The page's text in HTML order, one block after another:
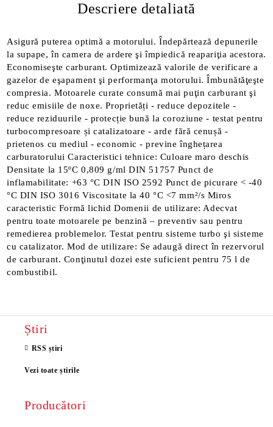
Descriere detaliată
Asigură puterea optimă a motorului. Îndepărtează depunerile
la supape, în camera de ardere şi împiedică reapariţia acestora.
Economiseşte carburant. Optimizează valorile de verificare a
gazelor de eşapament şi performanţa motorului. Îmbunătăţeşte
compresia. Motoarele curate consumă mai puţin carburant şi
reduc emisiile de noxe. Proprietăți - reduce depozitele -
reduce reziduurile - protecție bună la coroziune - testat pentru
turbocompresoare și catalizatoare - arde fără cenușă -
prietenos cu mediul - economic - previne înghețarea
carburatorului Caracteristici tehnice: Culoare maro deschis
Densitate la 15ºC 0,809 g/ml DIN 51757 Punct de
inflamabilitate: +63 °C DIN ISO 2592 Punct de picurare < -40
°C DIN ISO 3016 Viscositate la 40 °C <7 mm²/s Miros
caracteristic Formă lichid Domenii de utilizare: Adecvat
pentru toate motoarele pe benzină – preventiv sau pentru
remedierea problemelor. Testat pentru sisteme turbo şi sisteme
cu catalizator. Mod de utilizare: Se adaugă direct în rezervorul
de carburant. Conţinutul dozei este suficient pentru 75 l de
combustibil.
Știri
RSS știri
Vezi toate știrile
Producători